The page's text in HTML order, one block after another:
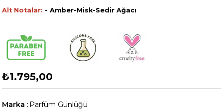
Alt Notalar: - Amber-Misk-Sedir Ağacı
₺1.795,00
Marka : Parfüm Günlüğü